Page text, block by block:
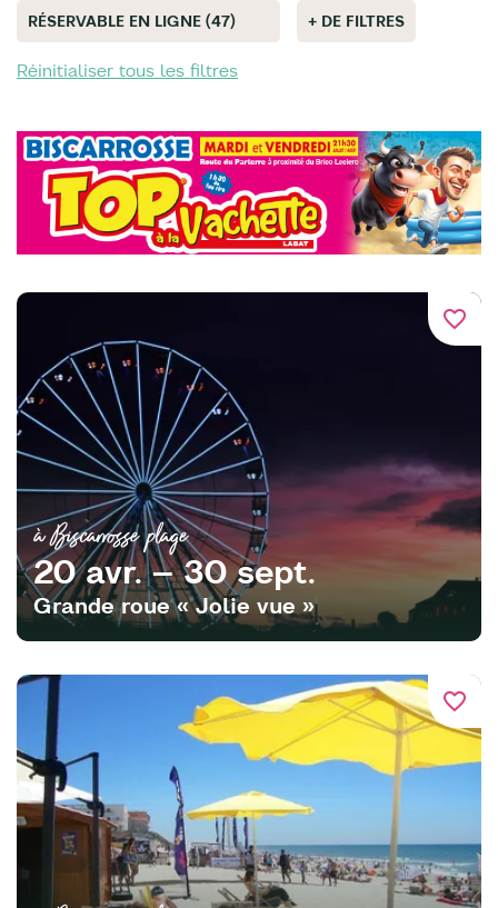
RÉSERVABLE EN LIGNE (47) + DE FILTRES
Réinitialiser tous les filtres
favorite_border
à Biscarrosse plage
20 avr. – 30 sept.
Grande roue « Jolie vue »
favorite_border